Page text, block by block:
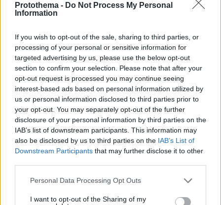
Protothema - Do Not Process My Personal
Information
If you wish to opt-out of the sale, sharing to third parties, or
processing of your personal or sensitive information for
targeted advertising by us, please use the below opt-out
section to confirm your selection. Please note that after your
opt-out request is processed you may continue seeing
interest-based ads based on personal information utilized by
us or personal information disclosed to third parties prior to
your opt-out. You may separately opt-out of the further
disclosure of your personal information by third parties on the
IAB’s list of downstream participants. This information may
also be disclosed by us to third parties on the IAB’s List of
Downstream Participants that may further disclose it to other
Please note that this website/app uses one or more Google
not limited to your visit or usage behaviour. You may click to
Personal Data Processing Opt Outs
I want to opt-out of the Sharing of my
Υπενθυμίζεται, άλλωστε, ότι σύμφωνα με τους
γιατρούς το σημαντικότερο πρόβλημα που
αντιμετωπίζουν οι τραυματίες που
νοσηλεύονται στην Ελλάδα είναι ο καπνός που
εισέπνευσαν.
«Η αδελφή μου πέθανε. Εγώ σώθηκα και εκείνη όχι»
Η Μαρίχα Τάσεβα βρισκόταν μαζί με την
αδερφή της στην ντίσκο και άκουγε τους DNK,